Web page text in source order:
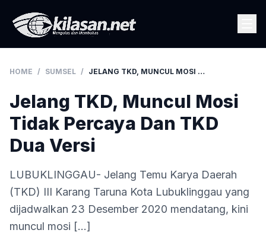
HOME / SUMSEL / JELANG TKD, MUNCUL MOSI TIDAK PERCAYA DAN TKD DUA VERSI
Jelang TKD, Muncul Mosi
Tidak Percaya Dan TKD
Dua Versi
LUBUKLINGGAU- Jelang Temu Karya Daerah
(TKD) III Karang Taruna Kota Lubuklinggau yang
dijadwalkan 23 Desember 2020 mendatang, kini
muncul mosi […]